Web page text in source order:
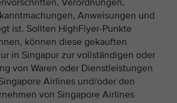
Verordnungen,
Anweisungen und
ist. Sollten HighFlyer-Punkte
können diese gekauften
in Singapur zur vollständigen oder
von Waren oder Dienstleistungen
Airlines und/oder den
von Singapore Airlines